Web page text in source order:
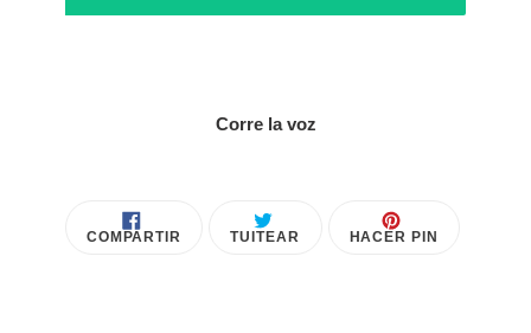
Corre la voz
COMPARTIR COMPARTIR
TUITEAR TUITEARHACER PIN